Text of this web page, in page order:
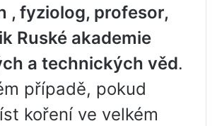
, fyziolog, profesor,
Ruské akademie
a technických věd.
případě, pokud
koření ve velkém